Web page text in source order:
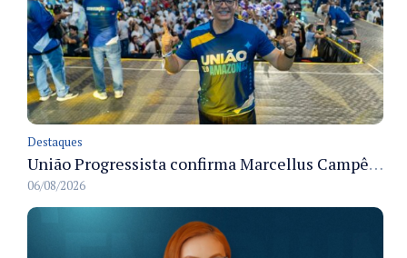
Destaques
União Progressista confirma Marcellus Campêlo como candidato a deputado estadual
06/08/2026